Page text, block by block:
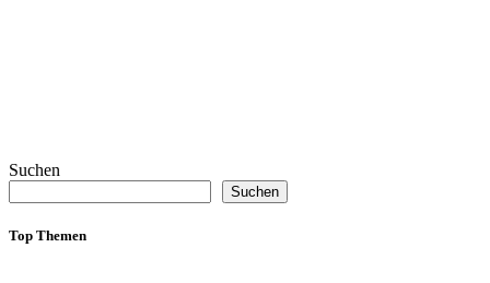
Suchen
Suchen
Top Themen